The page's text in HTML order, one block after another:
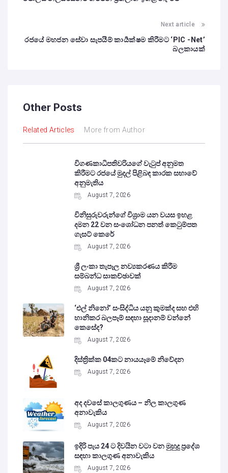
Next article
රජයේ මහජන සේවා සැපයීම් කාර්‍යක්ෂම කිරීමට ‘PIC -Net’
බලකායක්
Other Posts
Related Articles More from Author
විගණකාධිපතිවරියගේ වැටුප් අනුමත
කිරීමට රජයේ මුදල් පිළිබඳ කාරක සභාවේ
අනුමැතිය
August 7, 2026
විනිසුරුවරුන්ගේ විශ්‍රාම යන වයස ඉහළ
දමන 22 වන සංශෝධන පනත් කෙටුම්පත
ගැසට් කෙරේ
August 7, 2026
ශ්‍රී ලංකා තැපෑල නව්‍යකරණය කිරීම
සම්බන්ධ සාකච්ඡාවක්
August 7, 2026
‘එල් නිනෝ’ සංසිද්ධිය යනු කුමක්ද සහ එහි
හානිකර බලපෑම් සඳහා සූදානම් වන්නේ
කෙසේද?
August 7, 2026
දිස්ත්‍රික්ක 04කට නායයෑමේ නිවේදන
August 7, 2026
අද දවසේ කාලගුණය – නිල කාලගුණ
අනාවැකිය
August 7, 2026
ඉදිරි පැය 24 ට දිවයින වටා වන මුහුදු ප්‍රදේශ
සඳහා කාලගුණ අනාවැකිය
August 7, 2026